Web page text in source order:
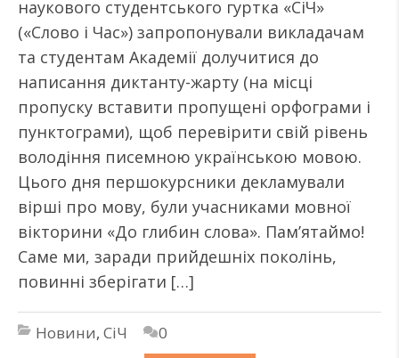
наукового студентського гуртка «СіЧ»
(«Слово і Час») запропонували викладачам
та студентам Академії долучитися до
написання диктанту-жарту (на місці
пропуску вставити пропущені орфограми і
пунктограми), щоб перевірити свій рівень
володіння писемною українською мовою.
Цього дня першокурсники декламували
вірші про мову, були учасниками мовної
вікторини «До глибин слова». Пам’ятаймо!
Саме ми, заради прийдешніх поколінь,
повинні зберігати […]
Новини, СіЧ
0